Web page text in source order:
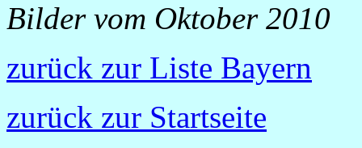
Bilder vom Oktober 2010
zurück zur Liste Bayern
zurück zur Startseite